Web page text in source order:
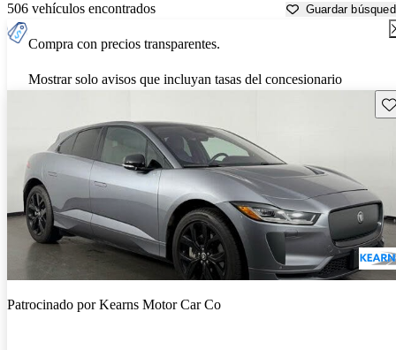
506 vehículos encontrados Guardar
Compra con precios transparentes.
Mostrar solo avisos que incluyan tasas del concesionario
Patrocinado porKearns Motor Car Co